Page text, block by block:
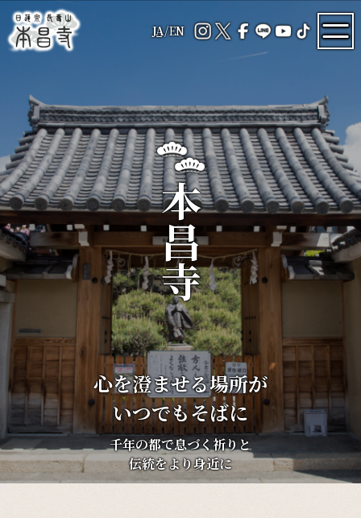
JA/EN
心を澄ませる場所が
いつでもそばに
千年の都で息づく祈りと
伝統をより身近に
本昌寺